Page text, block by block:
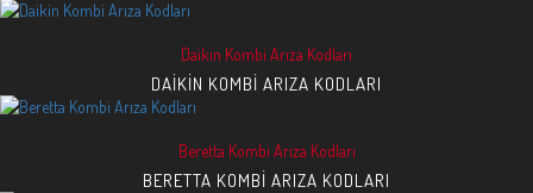
Daikin Kombi Arıza Kodları
DAIKIN KOMBI ARIZA KODLARI
Beretta Kombi Arıza Kodları
BERETTA KOMBI ARIZA KODLARI